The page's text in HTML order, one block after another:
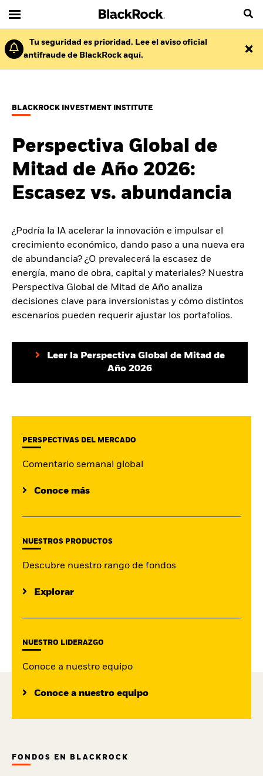
Tu seguridad es prioridad. Lee el aviso oficial
antifraude de BlackRock aquí.
BLACKROCK INVESTMENT INSTITUTE
Perspectiva Global de
Mitad de Año 2026:
Escasez vs. abundancia
¿Podría la IA acelerar la innovación e impulsar el
crecimiento económico, dando paso a una nueva era
de abundancia? ¿O prevalecerá la escasez de
energía, mano de obra, capital y materiales? Nuestra
Perspectiva Global de Mitad de Año analiza
decisiones clave para inversionistas y cómo distintos
escenarios pueden requerir ajustar los portafolios.
Leer la Perspectiva Global de Mitad de
Año 2026
PERSPECTIVAS DEL MERCADO
Comentario semanal global
Conoce más
NUESTROS PRODUCTOS
Descubre nuestro rango de fondos
Explorar
NUESTRO LIDERAZGO
Conoce a nuestro equipo
Conoce a nuestro equipo
FONDOS EN BLACKROCK